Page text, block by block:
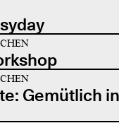
Gemütlich